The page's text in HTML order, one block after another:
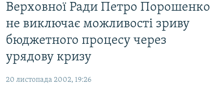
матеріалу
Перейти
до
основної
навігації
Перейти
до
СТАТТІ
ВІЙНА
РОСІЙСЬКА «ФІЛЬТРАЦІЯ»
Верховної Ради Петро Порошенко
не виключає можливості зриву
бюджетного процесу через
урядову кризу
20 листопада 2002, 19:26